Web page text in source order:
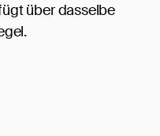
über dasselbe